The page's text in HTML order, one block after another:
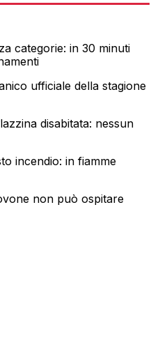
categorie: in 30 minuti
ufficiale della stagione
disabitata: nessun
incendio: in fiamme
non può ospitare